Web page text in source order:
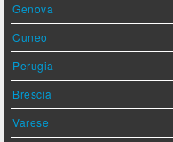
Genova
Cuneo
Perugia
Brescia
Varese